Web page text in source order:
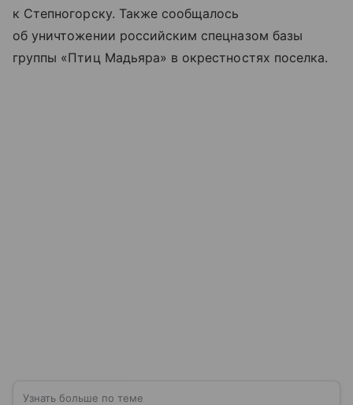
к Степногорску. Также сообщалось
об уничтожении российским спецназом базы
группы «Птиц Мадьяра» в окрестностях поселка.
Узнать больше по теме